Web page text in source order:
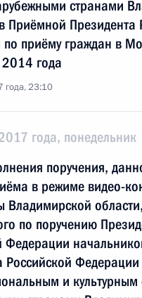
странами
Приёмной Президента
приёму граждан в
года
года, 23:10
года, понедельник
поручения,
в режиме видео-
Владимирской области,
по поручению
Федерации
Российской Федерации
и культурным